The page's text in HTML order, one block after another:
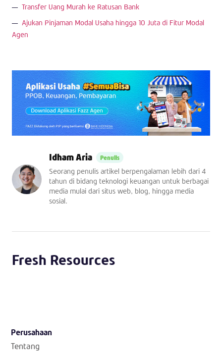
Transfer Uang Murah ke Ratusan Bank
Ajukan Pinjaman Modal Usaha hingga 10 Juta di Fitur Modal
Agen
Idham Aria
Seorang penulis artikel berpengalaman lebih dari 4
tahun di bidang teknologi keuangan untuk berbagai
media mulai dari situs web, blog, hingga media
sosial.
Fresh Resources
Perusahaan
Tentang